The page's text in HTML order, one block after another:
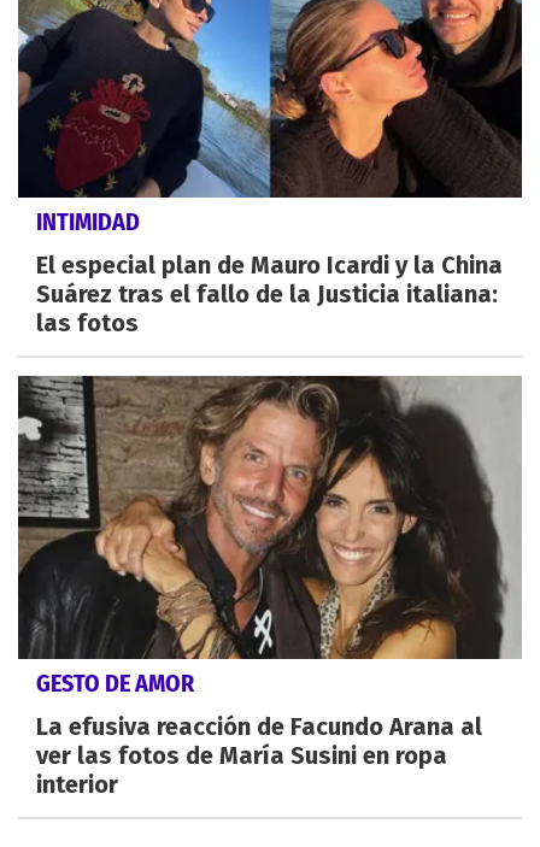
INTIMIDAD
El especial plan de Mauro Icardi y la China
Suárez tras el fallo de la Justicia italiana:
las fotos
GESTO DE AMOR
La efusiva reacción de Facundo Arana al
ver las fotos de María Susini en ropa
interior